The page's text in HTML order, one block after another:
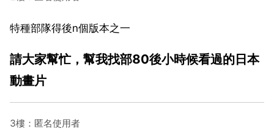
特種部隊得後n個版本之一
請大家幫忙，幫我找部80後小時候看過的日本
動畫片
3樓：匿名使用者